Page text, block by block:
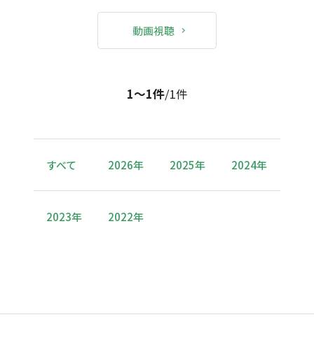
動画視聴
1〜1件/1件
すべて 2026年 2025年 2024年
2023年 2022年